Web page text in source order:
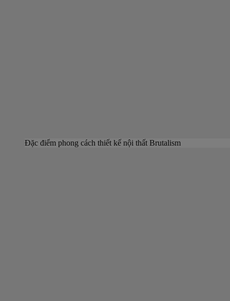
Đặc điểm phong cách thiết kế nội thất Brutalism